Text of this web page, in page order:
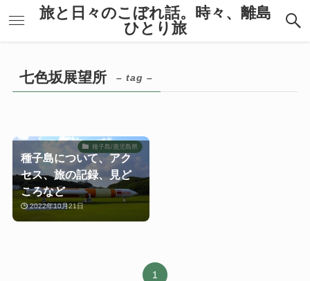
旅と日々のこぼれ話。時々、離島
ひとり旅
七色坂展望所 – tag –
種子島/鹿児島県
種子島について、アク
セス、旅の記録、見ど
ころなど
2022年10月21日
1